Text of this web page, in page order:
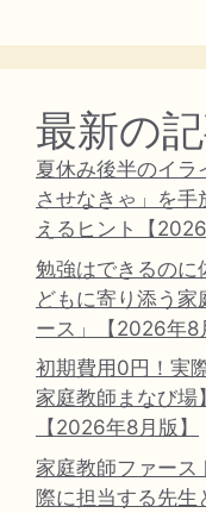
最新の
夏休み後半のイラ
させなきゃ」を手
えるヒント【
勉強はできるの
どもに寄り添う家
ース」【2026年8
初期費用0円！実
家庭教師まなび
【2026年8月版】
家庭教師ファース
際に担当する先生